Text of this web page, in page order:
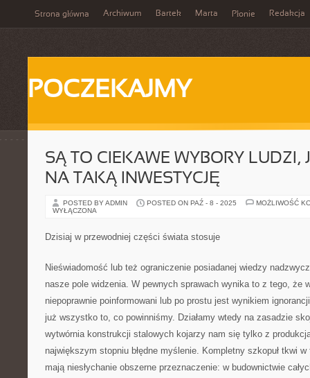
Strona główna Archiwum Bartek Marta Płonie Redakcja
POCZEKAJMY
SĄ TO CIEKAWE WYBORY LUDZI,
NA TAKĄ INWESTYCJĘ
POSTED BY ADMIN POSTED ON PAŹ - 8 - 2025
MOŻLIWOŚĆ
WYŁĄCZONA
Dzisiaj w przewodniej części świata stosuje
Nieświadomość lub też ograniczenie posiadanej wiedzy
nasze pole widzenia. W pewnych sprawach wynika to z tego, że
niepoprawnie poinformowani lub po prostu jest wynikiem
już wszystko to, co powinniśmy. Działamy wtedy na zasadzie
wytwórnia konstrukcji stalowych kojarzy nam się tylko z
największym stopniu błędne myślenie. Kompletny szkopuł tkwi
mają niesłychanie obszerne przeznaczenie: w budownictwie